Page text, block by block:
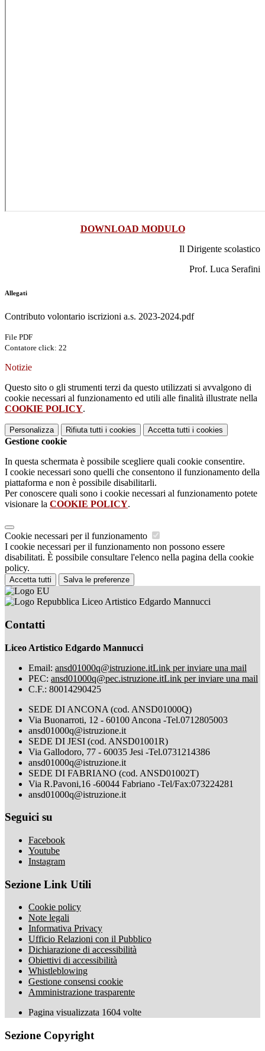
DOWNLOAD MODULO
Il Dirigente scolastico
Prof. Luca Serafini
Allegati
Contributo volontario iscrizioni a.s. 2023-2024.pdf
File PDF
Contatore click: 22
Notizie
Questo sito o gli strumenti terzi da questo utilizzati si avvalgono di
cookie necessari al funzionamento ed utili alle finalità illustrate nella
COOKIE POLICY.
Personalizza Rifiuta tutti i cookies Accetta tutti i cookies
Gestione cookie
In questa schermata è possibile scegliere quali cookie consentire.
I cookie necessari sono quelli che consentono il funzionamento della
piattaforma e non è possibile disabilitarli.
Per conoscere quali sono i cookie necessari al funzionamento potete
visionare la COOKIE POLICY.
Cookie necessari per il funzionamento
I cookie necessari per il funzionamento non possono essere
disabilitati. È possibile consultare l'elenco nella pagina della cookie
policy.
Accetta tutti Salva le preferenze
Liceo Artistico Edgardo Mannucci
Contatti
Liceo Artistico Edgardo Mannucci
Email: ansd01000q@istruzione.itLink per inviare una mail
PEC: ansd01000q@pec.istruzione.itLink per inviare una mail
C.F.: 80014290425
SEDE DI ANCONA (cod. ANSD01000Q)
Via Buonarroti, 12 - 60100 Ancona -Tel.0712805003
ansd01000q@istruzione.it
SEDE DI JESI (cod. ANSD01001R)
Via Gallodoro, 77 - 60035 Jesi -Tel.0731214386
ansd01000q@istruzione.it
SEDE DI FABRIANO (cod. ANSD01002T)
Via R.Pavoni,16 -60044 Fabriano -Tel/Fax:073224281
ansd01000q@istruzione.it
Seguici su
Facebook
Youtube
Instagram
Sezione Link Utili
Cookie policy
Note legali
Informativa Privacy
Ufficio Relazioni con il Pubblico
Dichiarazione di accessibilità
Obiettivi di accessibilità
Whistleblowing
Gestione consensi cookie
Amministrazione trasparente
Pagina visualizzata 1604 volte
Sezione Copyright